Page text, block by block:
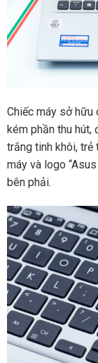
Chiếc máy sở hữu
kém phần thu
trắng tinh khôi, trẻ
máy và logo
bên phải.